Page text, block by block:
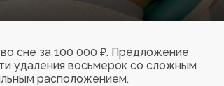
сне за 100 000 ₽. Предложение
удаления восьмерок со сложным
расположением.